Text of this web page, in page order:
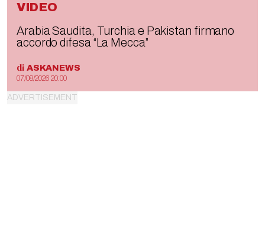
VIDEO
Arabia Saudita, Turchia e Pakistan firmano
accordo difesa “La Mecca”
di ASKANEWS
07/08/2026 20:00